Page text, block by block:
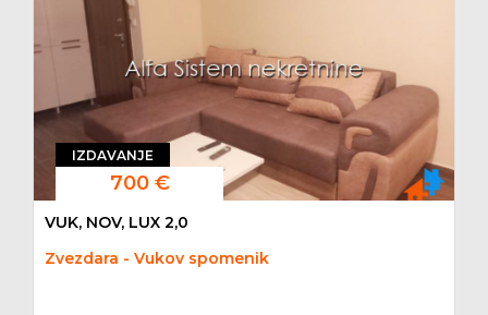
IZDAVANJE
700 €
VUK, NOV, LUX 2,0
Zvezdara - Vukov spomenik